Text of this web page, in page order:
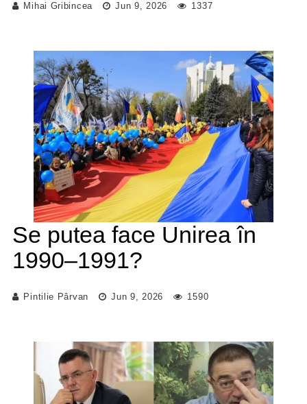
Mihai Gribincea Jun 9, 2026 1337
Se putea face Unirea în
1990–1991?
Pintilie Pârvan Jun 9, 2026 1590